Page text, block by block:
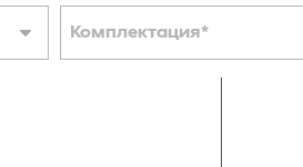
Комплектация*